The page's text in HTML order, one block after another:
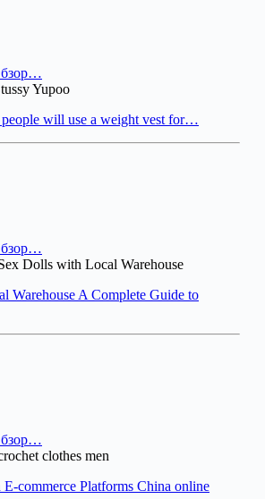
Yupoo
people will use a weight vest for…
Dolls with Local Warehouse
Warehouse A Complete Guide to
clothes men
E-commerce Platforms China online